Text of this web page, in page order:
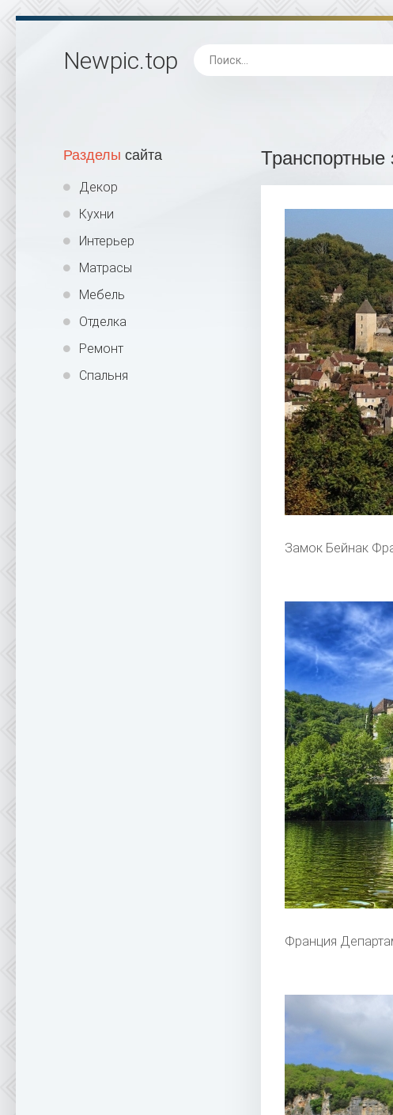
Newpic.top
Разделы сайта
Декор
Кухни
Интерьер
Матрасы
Мебель
Отделка
Ремонт
Спальня
Транспортные
Замок Бейнак
Франция